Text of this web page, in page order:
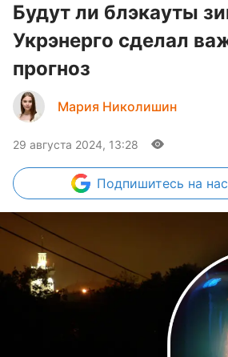
Будут ли блэкауты
Укрэнерго сделал
прогноз
Мария Николишин
29 августа 2024, 13:28
Подпишитесь на